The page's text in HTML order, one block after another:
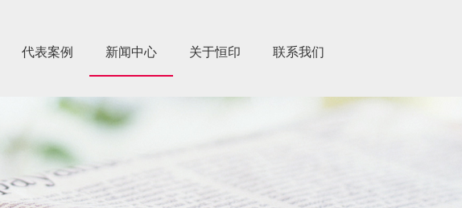
代表案例 新闻中心 关于恒印 联系我们